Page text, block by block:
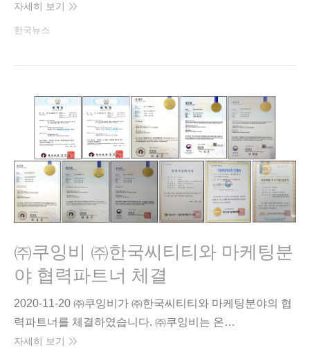
자세히 보기
한국뉴스
㈜쿠잉비 ㈜한국씨티티와 마케팅분
야 협력파트너 체결
2020-11-20 ㈜쿠잉비가 ㈜한국씨티티와 마케팅분야의 협
력파트너를 체결하였습니다. ㈜쿠잉비는 온…
자세히 보기